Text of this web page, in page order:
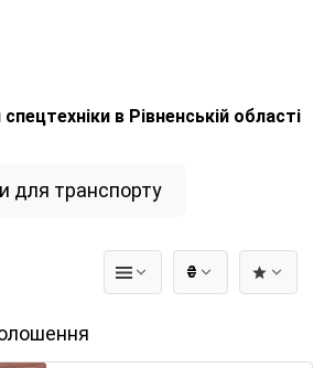
в Рівненській області
для транспорту
₴